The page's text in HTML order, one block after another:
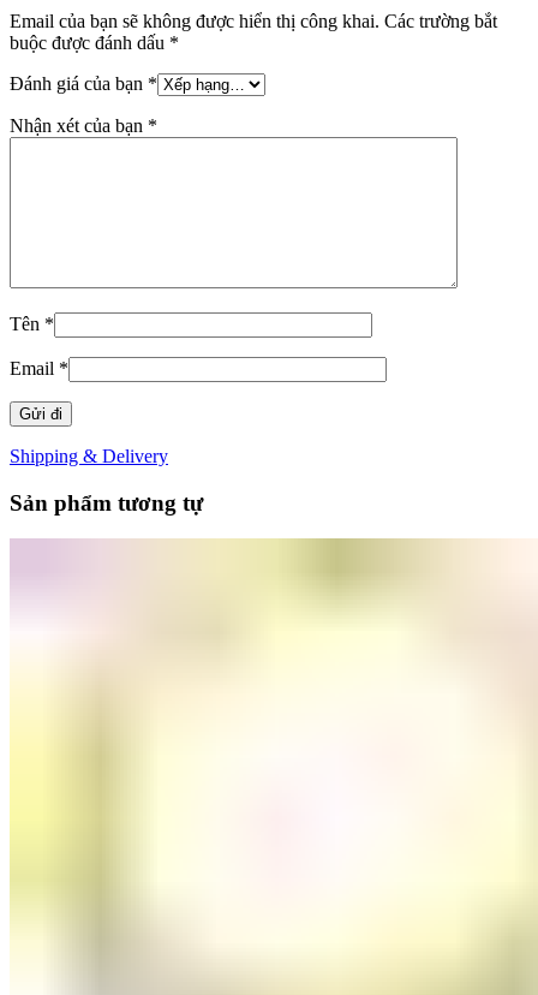
Email của bạn sẽ không được hiển thị công khai. Các trường bắt
buộc được đánh dấu *
Đánh giá của bạn *
Nhận xét của bạn *
Tên *
Email *
Shipping & Delivery
Sản phẩm tương tự